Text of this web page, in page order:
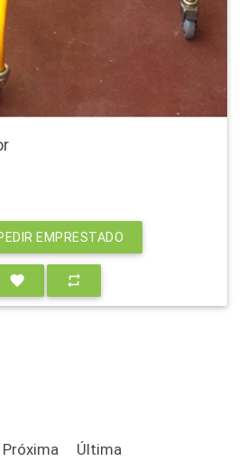
EMPRESTADO
favorite repeat
Próxima Última